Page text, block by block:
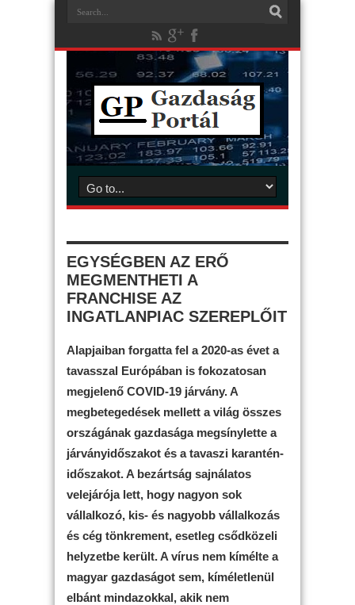
EGYSÉGBEN AZ ERŐ
MEGMENTHETI A
FRANCHISE AZ
INGATLANPIAC SZEREPLŐIT
Alapjaiban forgatta fel a 2020-as évet a
tavasszal Európában is fokozatosan
megjelenő COVID-19 járvány. A
megbetegedések mellett a világ összes
országának gazdasága megsínylette a
járványidőszakot és a tavaszi karantén-
időszakot. A bezártság sajnálatos
velejárója lett, hogy nagyon sok
vállalkozó, kis- és nagyobb vállalkozás
és cég tönkrement, esetleg csődközeli
helyzetbe került. A vírus nem kímélte a
magyar gazdaságot sem, kíméletlenül
elbánt mindazokkal, akik nem